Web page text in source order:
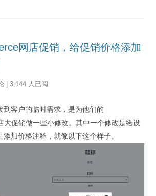
网店促销，给促销价格添加
| 3,144 人已阅
到客户的临时需求，是为他们的
大促销做一些小修改。其中一个修改是给设
加价格注释，就像以下这个样子。